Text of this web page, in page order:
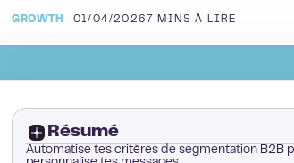
GROWTH 01/04/2026 7 MINS À LIRE
Résumé
Automatise tes critères de segmentation B2B